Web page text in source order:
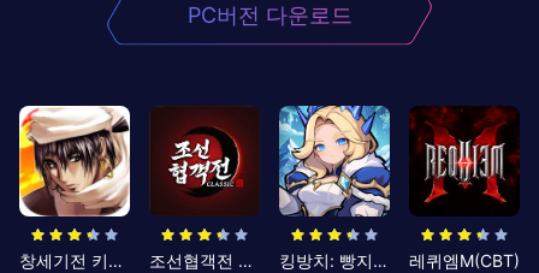
PC버전 다운로드
창세기전 키우기 조선협객전 클래식 킹방치: 빵지의 제왕 레퀴엠M(CBT)